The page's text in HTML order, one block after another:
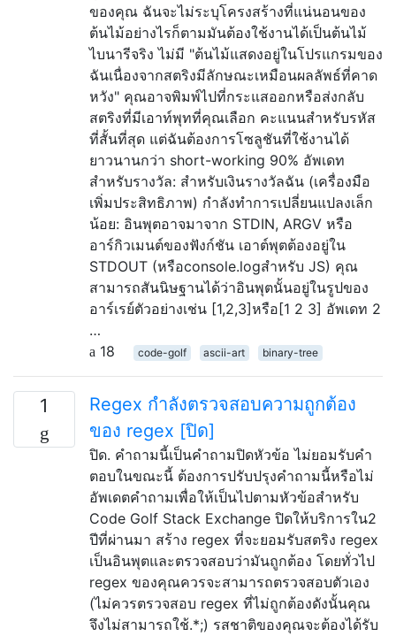
ของคุณ ฉันจะไม่ระบุโครงสร้างที่แน่นอนของ
ต้นไม้อย่างไรก็ตามมันต้องใช้งานได้เป็นต้นไม้
ไบนารีจริง ไม่มี "ต้นไม้แสดงอยู่ในโปรแกรมของ
ฉันเนื่องจากสตริงมีลักษณะเหมือนผลลัพธ์ที่คาด
หวัง" คุณอาจพิมพ์ไปที่กระแสออกหรือส่งกลับ
สตริงที่มีเอาท์พุทที่คุณเลือก คะแนนสำหรับรหัส
ที่สั้นที่สุด แต่ฉันต้องการโซลูชันที่ใช้งานได้
ยาวนานกว่า short-working 90% อัพเดท
สำหรับรางวัล: สำหรับเงินรางวัลฉัน (เครื่องมือ
เพิ่มประสิทธิภาพ) กำลังทำการเปลี่ยนแปลงเล็ก
น้อย: อินพุตอาจมาจาก STDIN, ARGV หรือ
อาร์กิวเมนต์ของฟังก์ชัน เอาต์พุตต้องอยู่ใน
STDOUT (หรือconsole.logสำหรับ JS) คุณ
สามารถสันนิษฐานได้ว่าอินพุตนั้นอยู่ในรูปของ
อาร์เรย์ตัวอย่างเช่น [1,2,3]หรือ[1 2 3] อัพเดท 2
…
18
code-golf ascii-art binary-tree
1
Regex กำลังตรวจสอบความถูกต้อง
ของ regex [ปิด]
ปิด. คำถามนี้เป็นคำถามปิดหัวข้อ ไม่ยอมรับคำ
ตอบในขณะนี้ ต้องการปรับปรุงคำถามนี้หรือไม่
อัพเดตคำถามเพื่อให้เป็นไปตามหัวข้อสำหรับ
Code Golf Stack Exchange ปิดให้บริการใน2
ปีที่ผ่านมา สร้าง regex ที่จะยอมรับสตริง regex
เป็นอินพุตและตรวจสอบว่ามันถูกต้อง โดยทั่วไป
regex ของคุณควรจะสามารถตรวจสอบตัวเอง
(ไม่ควรตรวจสอบ regex ที่ไม่ถูกต้องดังนั้นคุณ
จึงไม่สามารถใช้.*;) รสชาติของคุณจะต้องได้รับ